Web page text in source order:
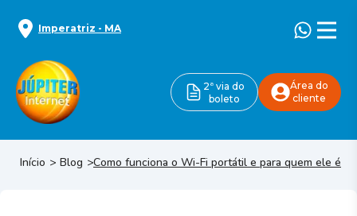
Imperatriz - MA
2ª via do
boleto
Área do
cliente
Início Blog Como funciona o Wi-Fi portátil e para quem ele é